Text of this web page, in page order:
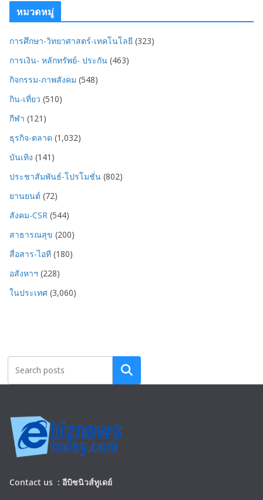
หมวดหมู่
การศึกษา-วิทยาศาสตร์-เทคโนโลยี (323)
การเงิน- หลักทรัพย์- ประกัน (463)
กิจกรรม-ภาพสังคม (548)
กิน-เที่ยว (510)
กีฬา (121)
ธุรกิจ-ตลาด (1,032)
บันเทิง (141)
ประชาสัมพันธ์-โปรโมชั่น (802)
ยานยนต์ (72)
สังคม-CSR (544)
สาธารณสุข (200)
สื่อสาร-ไอที (180)
อสังหาฯ (228)
ในประเทศ (3,060)
Search
Contact us : อีบิซนิวส์ทูเดย์